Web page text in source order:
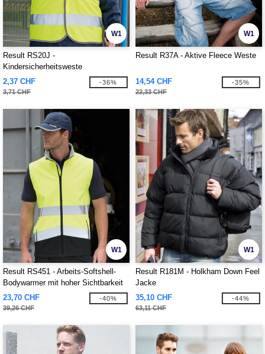
W1
Result RS20J -
Kindersicherheitsweste
2,37 CHF
3,71 CHF
-36%
W1
Result R37A - Aktive Fleece Weste
14,54 CHF
22,33 CHF
-35%
W1
Result RS451 - Arbeits-Softshell-
Bodywarmer mit hoher Sichtbarkeit
23,70 CHF
39,26 CHF
-40%
W1
Result R181M - Holkham Down Feel
Jacke
35,10 CHF
63,11 CHF
-44%